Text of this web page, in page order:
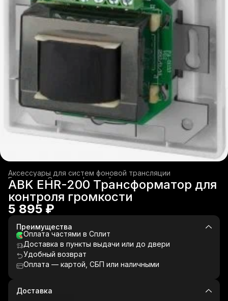
Аксессуары для систем фоновой трансляции
Системы фоновой трансляции
Главная ›
ABK EHR-200 Трансформатор для
контроля громкости
5 895 ₽
Преимущества
Оплата частями в Сплит
Доставка в пункты выдачи или до двери
Удобный возврат
Оплата — картой, СБП или наличными
Доставка